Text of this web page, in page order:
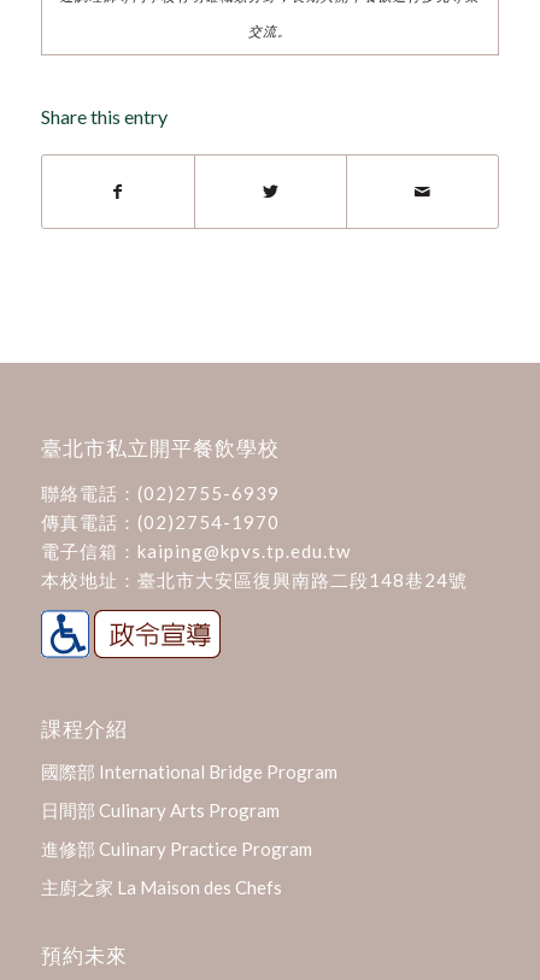
交流。
Share this entry
臺北市私立開平餐飲學校
聯絡電話： (02)2755-6939
傳真電話：(02)2754-1970
電子信箱： kaiping@kpvs.tp.edu.tw
本校地址： 臺北市大安區復興南路二段148巷24號
課程介紹
國際部 International Bridge Program
日間部 Culinary Arts Program
進修部 Culinary Practice Program
主廚之家 La Maison des Chefs
預約未來